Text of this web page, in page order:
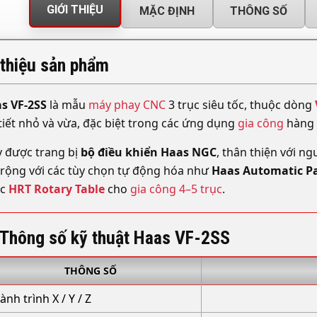
GIỚI THIỆU MẶC ĐỊNH THÔNG SỐ
sản phẩm
VF-2SSlà mẫu máy phay CNC3 trục siêu tốc, thuộc dòng
nhỏ và vừa, đặc biệt trong các ứng dụng gia công hàng
được trang bị bộ điều khiển Haas NGC, thân thiện với
với các tùy chọn tự động hóa nhưHaas Automatic
HRT Rotary Tablecho gia công 4–5 trục.
số kỹ thuật Haas VF-2SS
THÔNG SỐ
trình X / Y / Z